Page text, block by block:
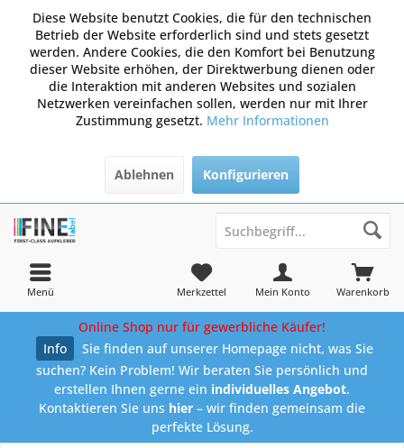
Diese Website benutzt Cookies, die für den technischen
Betrieb der Website erforderlich sind und stets gesetzt
werden. Andere Cookies, die den Komfort bei Benutzung
dieser Website erhöhen, der Direktwerbung dienen oder
die Interaktion mit anderen Websites und sozialen
Netzwerken vereinfachen sollen, werden nur mit Ihrer
Zustimmung gesetzt. Mehr Informationen
Ablehnen Konfigurieren
Warenkorb
Merkzettel Mein Konto
Menü
Online Shop nur für gewerbliche Käufer!
Info
Sie finden auf unserer Homepage nicht, was Sie
suchen? Kein Problem! Wir beraten Sie persönlich und
erstellen Ihnen gerne ein individuelles Angebot.
Kontaktieren Sie uns hier – wir finden gemeinsam die
perfekte Lösung.